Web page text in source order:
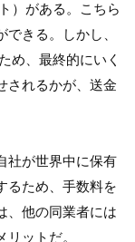
）がある。こちら
きる。しかし、
め、最終的にいく
されるかが、送金
社が世界中に保有
るため、手数料を
、他の同業者には
ットだ。